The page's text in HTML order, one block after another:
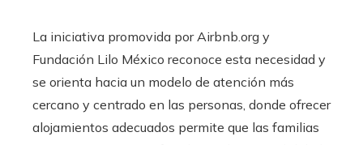
La iniciativa promovida por Airbnb.org y
Fundación Lilo México reconoce esta necesidad y
se orienta hacia un modelo de atención más
cercano y centrado en las personas, donde ofrecer
alojamientos adecuados permite que las familias